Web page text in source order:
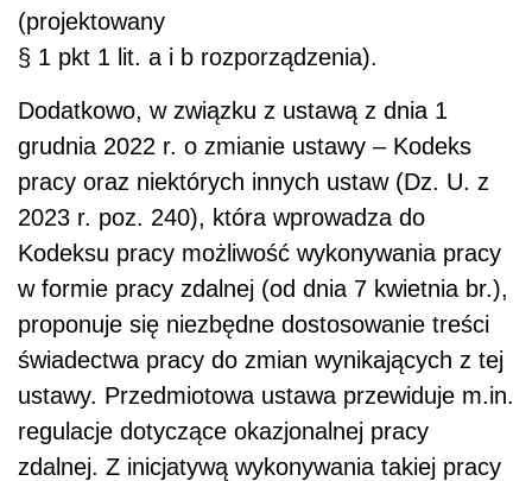
(projektowany
§ 1 pkt 1 lit. a i b rozporządzenia).
Dodatkowo, w związku z ustawą z dnia 1
grudnia 2022 r. o zmianie ustawy – Kodeks
pracy oraz niektórych innych ustaw (Dz. U. z
2023 r. poz. 240), która wprowadza do
Kodeksu pracy możliwość wykonywania pracy
w formie pracy zdalnej (od dnia 7 kwietnia br.),
proponuje się niezbędne dostosowanie treści
świadectwa pracy do zmian wynikających z tej
ustawy. Przedmiotowa ustawa przewiduje m.in.
regulacje dotyczące okazjonalnej pracy
zdalnej. Z inicjatywą wykonywania takiej pracy